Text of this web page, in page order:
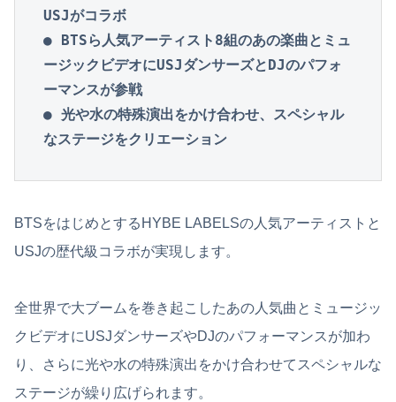
USJがコラボ
● BTSら人気アーティスト8組のあの楽曲とミュ
ージックビデオにUSJダンサーズとDJのパフォ
ーマンスが参戦
● 光や水の特殊演出をかけ合わせ、スペシャル
なステージをクリエーション
BTSをはじめとするHYBE LABELSの人気アーティストと
USJの歴代級コラボが実現します。
全世界で大ブームを巻き起こしたあの人気曲とミュージッ
クビデオにUSJダンサーズやDJのパフォーマンスが加わ
り、さらに光や水の特殊演出をかけ合わせてスペシャルな
ステージが繰り広げられます。